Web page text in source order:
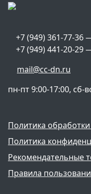
+7 (949) 361-77-36
+7 (949) 441-20-29
mail@cc-dn.ru
пн-пт 9:00-17:00, сб-
Политика
Политика
Рекомендательные
Правила